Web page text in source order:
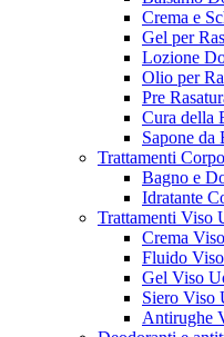
Crema e
Gel per
Lozione
Olio per
Pre
Cura della
Sapone da
Trattamenti
Bagno e
Idratante
Trattamenti Viso
Crema
Fluido
Gel Viso
Siero Viso
Antirughe